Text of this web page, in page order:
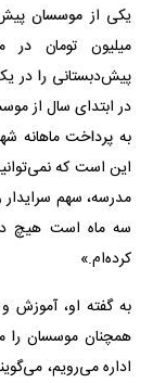
میلیون تومان در
پیش‌دبستانی را در
در ابتدای سال از
به پرداخت ماهانه
این است که
مدرسه، سهم سرایدار
کرده‌ام.»
به گفته او، آموزش
همچنان موسسان را
اداره می‌رویم،